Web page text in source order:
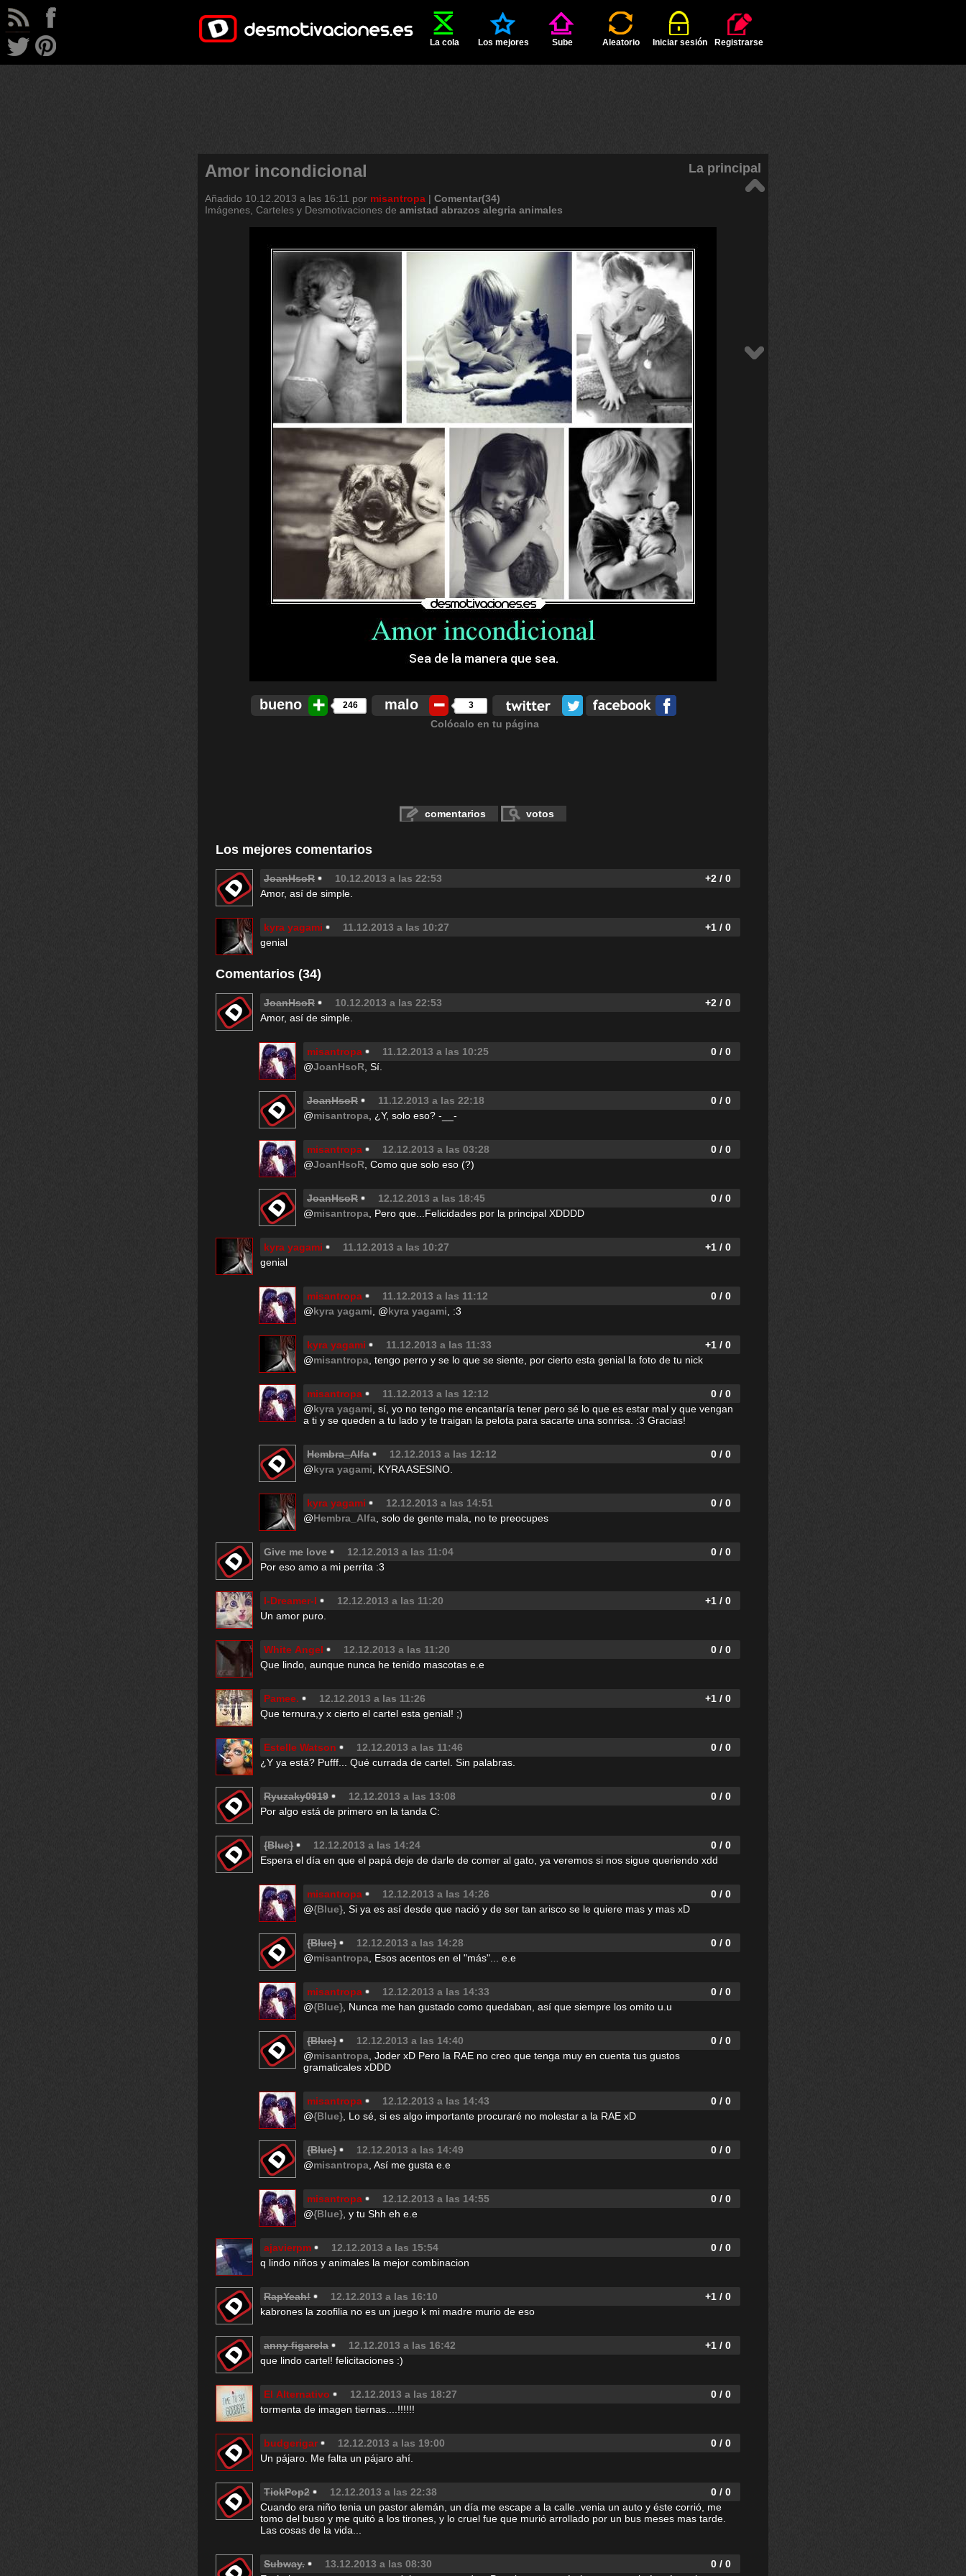
La cola Los mejores Sube Aleatorio Iniciar sesión Registrarse
Amor incondicional La principal
Añadido 10.12.2013 a las 16:11 por misantropa | Comentar(34)
Imágenes, Carteles y Desmotivaciones de amistad abrazos alegria animales
bueno 246 malo 3
Colócalo en tu página
comentarios votos
Los mejores comentarios
JoanHsoR 10.12.2013 a las 22:53
+2 / 0
Amor, así de simple.
kyra yagami 11.12.2013 a las 10:27
+1 / 0
genial
Comentarios (34)
JoanHsoR 10.12.2013 a las 22:53
+2 / 0
Amor, así de simple.
misantropa 11.12.2013 a las 10:25
0 / 0
@JoanHsoR , Sí.
JoanHsoR 11.12.2013 a las 22:18
0 / 0
@misantropa , ¿Y, solo eso? -__-
misantropa 12.12.2013 a las 03:28
0 / 0
@JoanHsoR , Como que solo eso (?)
JoanHsoR 12.12.2013 a las 18:45
0 / 0
@misantropa , Pero que...Felicidades por la principal XDDDD
kyra yagami 11.12.2013 a las 10:27
+1 / 0
genial
misantropa 11.12.2013 a las 11:12
0 / 0
@kyra yagami , @kyra yagami , :3
kyra yagami 11.12.2013 a las 11:33
+1 / 0
@misantropa , tengo perro y se lo que se siente, por cierto esta genial la foto de tu nick
misantropa 11.12.2013 a las 12:12
0 / 0
@kyra yagami , sí, yo no tengo me encantaría tener pero sé lo que es estar mal y que vengan
a ti y se queden a tu lado y te traigan la pelota para sacarte una sonrisa. :3 Gracias!
Hembra_Alfa 12.12.2013 a las 12:12
0 / 0
@kyra yagami , KYRA ASESINO.
kyra yagami 12.12.2013 a las 14:51
0 / 0
@Hembra_Alfa , solo de gente mala, no te preocupes
Give me love 12.12.2013 a las 11:04
0 / 0
Por eso amo a mi perrita :3
I-Dreamer-I 12.12.2013 a las 11:20
+1 / 0
Un amor puro.
White Angel 12.12.2013 a las 11:20
0 / 0
Que lindo, aunque nunca he tenido mascotas e.e
Pamee. 12.12.2013 a las 11:26
+1 / 0
Que ternura,y x cierto el cartel esta genial! ;)
Estelle Watson 12.12.2013 a las 11:46
0 / 0
¿Y ya está? Pufff... Qué currada de cartel. Sin palabras.
Ryuzaky0919 12.12.2013 a las 13:08
0 / 0
Por algo está de primero en la tanda C:
{Blue} 12.12.2013 a las 14:24
0 / 0
Espera el día en que el papá deje de darle de comer al gato, ya veremos si nos sigue queriendo xdd
misantropa 12.12.2013 a las 14:26
0 / 0
@{Blue} , Si ya es así desde que nació y de ser tan arisco se le quiere mas y mas xD
{Blue} 12.12.2013 a las 14:28
0 / 0
@misantropa , Esos acentos en el "más"... e.e
misantropa 12.12.2013 a las 14:33
0 / 0
@{Blue} , Nunca me han gustado como quedaban, así que siempre los omito u.u
{Blue} 12.12.2013 a las 14:40
0 / 0
@misantropa , Joder xD Pero la RAE no creo que tenga muy en cuenta tus gustos
gramaticales xDDD
misantropa 12.12.2013 a las 14:43
0 / 0
@{Blue} , Lo sé, si es algo importante procuraré no molestar a la RAE xD
{Blue} 12.12.2013 a las 14:49
0 / 0
@misantropa , Así me gusta e.e
misantropa 12.12.2013 a las 14:55
0 / 0
@{Blue} , y tu Shh eh e.e
ajavierpm 12.12.2013 a las 15:54
0 / 0
q lindo niños y animales la mejor combinacion
RapYeah! 12.12.2013 a las 16:10
+1 / 0
kabrones la zoofilia no es un juego k mi madre murio de eso
anny figarola 12.12.2013 a las 16:42
+1 / 0
que lindo cartel! felicitaciones :)
El Alternativo 12.12.2013 a las 18:27
0 / 0
tormenta de imagen tiernas....!!!!!!
budgerigar 12.12.2013 a las 19:00
0 / 0
Un pájaro. Me falta un pájaro ahí.
TickPop2 12.12.2013 a las 22:38
0 / 0
Cuando era niño tenia un pastor alemán, un día me escape a la calle..venia un auto y éste corrió, me
tomo del buso y me quitó a los tirones, y lo cruel fue que murió arrollado por un bus meses mas tarde.
Las cosas de la vida...
Subway. 13.12.2013 a las 08:30
0 / 0